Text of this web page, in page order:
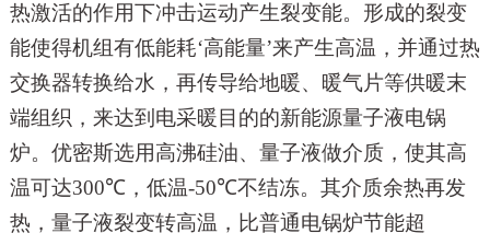
热激活的作用下冲击运动产生裂变能。形成的裂变
能使得机组有低能耗‘高能量’来产生高温，并通过热
交换器转换给水，再传导给地暖、暖气片等供暖末
端组织，来达到电采暖目的的新能源量子液电锅
炉。优密斯选用高沸硅油、量子液做介质，使其高
温可达300℃，低温-50℃不结冻。其介质余热再发
热， 量子液裂变转高温，比普通电锅炉节能超